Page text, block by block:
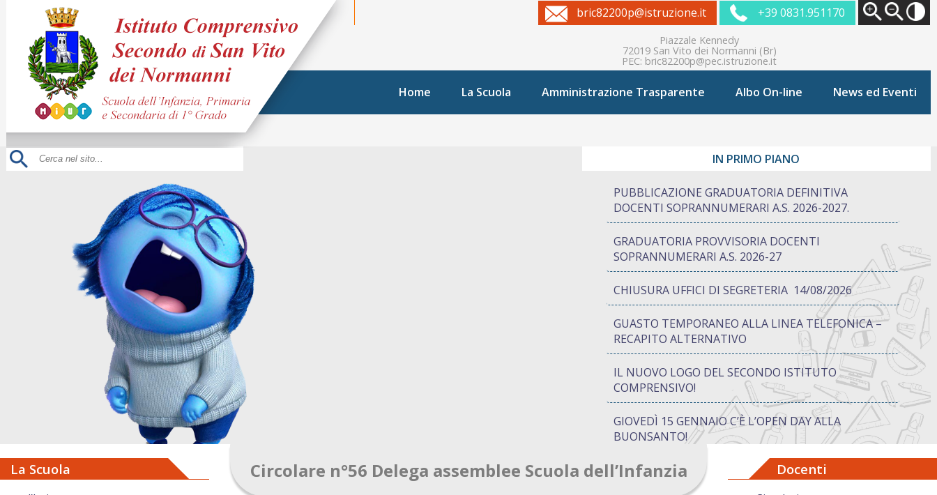
bric82200p@istruzione.it +39 0831.951170
Piazzale Kennedy
72019 San Vito dei Normanni (Br)
PEC: bric82200p@pec.istruzione.it
Home La Scuola Amministrazione Trasparente Albo On-line News ed Eventi
IN PRIMO PIANO
PUBBLICAZIONE GRADUATORIA DEFINITIVA
DOCENTI SOPRANNUMERARI A.S. 2026-2027.
GRADUATORIA PROVVISORIA DOCENTI
SOPRANNUMERARI A.S. 2026-27
CHIUSURA UFFICI DI SEGRETERIA 14/08/2026
GUASTO TEMPORANEO ALLA LINEA TELEFONICA –
RECAPITO ALTERNATIVO
IL NUOVO LOGO DEL SECONDO ISTITUTO
COMPRENSIVO!
GIOVEDÌ 15 GENNAIO C’È L’OPEN DAY ALLA
BUONSANTO!
PON “ATTIVA…MENTE” TRA CREATIVITÀ E GIOCO:
QUANDO IMPARARE DIVENTA UN’AVVENTURA
La Scuola Circolare n°56 Delega assemblee Scuola dell’Infanzia Docenti